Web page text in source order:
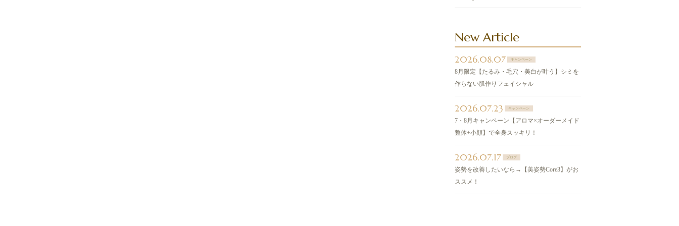
New Article
2026.08.07 キャンペーン
8月限定【たるみ・毛穴・美白が叶う】シミを
作らない肌作りフェイシャル
2026.07.23 キャンペーン
7・8月キャンペーン【アロマ×オーダーメイド
整体+小顔】で全身スッキリ！
2026.07.17 ブログ
姿勢を改善したいなら→【美姿勢Core3】がお
ススメ！